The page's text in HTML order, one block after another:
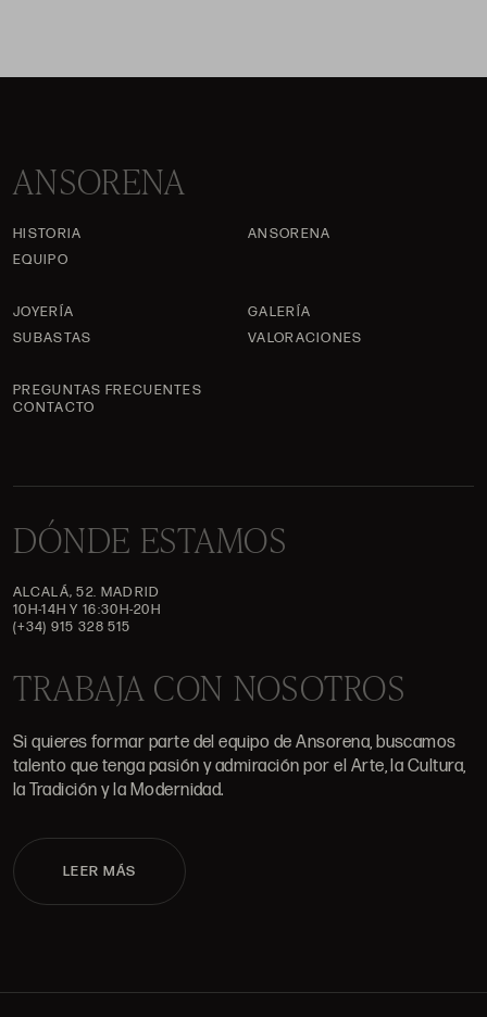
ANSORENA
HISTORIA
ANSORENA
EQUIPO
JOYERÍA
GALERÍA
SUBASTAS
VALORACIONES
PREGUNTAS FRECUENTES
CONTACTO
DÓNDE ESTAMOS
ALCALÁ, 52. MADRID
10H-14H Y 16:30H-20H
(+34) 915 328 515
TRABAJA CON NOSOTROS
Si quieres formar parte del equipo de Ansorena, buscamos
talento que tenga pasión y admiración por el Arte, la Cultura,
la Tradición y la Modernidad.
LEER MÁS